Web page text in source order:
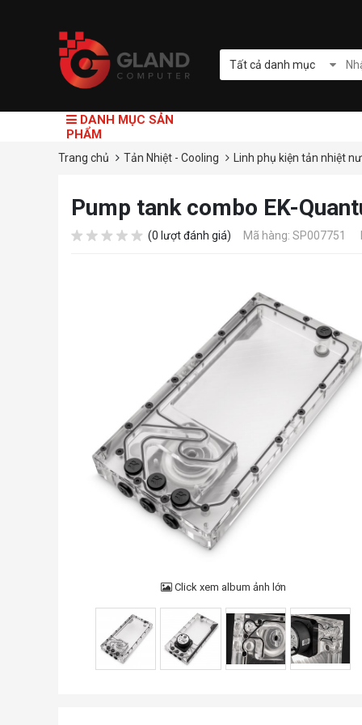
Tất cả danh mục
DANH MỤC SẢN
PHẨM
Trang chủ Tản Nhiệt - Cooling Linh phụ kiện tản nhiệt
Pump tank combo EK-
(0 lượt đánh giá) Mã hàng: SP007751
Click xem album ảnh lớn